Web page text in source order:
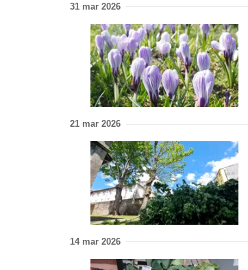
31 mar 2026
21 mar 2026
14 mar 2026